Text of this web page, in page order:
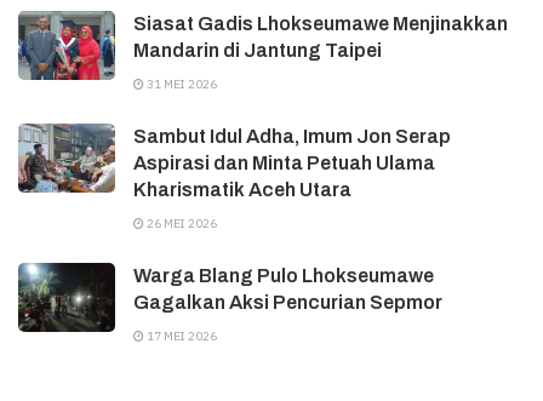
Siasat Gadis Lhokseumawe Menjinakkan
Mandarin di Jantung Taipei
31 MEI 2026
Sambut Idul Adha, Imum Jon Serap
Aspirasi dan Minta Petuah Ulama
Kharismatik Aceh Utara
26 MEI 2026
Warga Blang Pulo Lhokseumawe
Gagalkan Aksi Pencurian Sepmor
17 MEI 2026